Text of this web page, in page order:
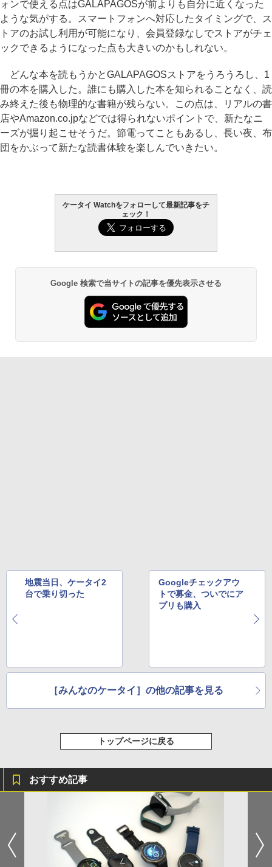
ォンで使える点はGALAPAGOSが前よりも自分に近くなった
ような気がする。スマートフォンへ対応したタイミングで、ス
トアのお試し利用が可能になり、会員登録なしでストアがチェ
ックできるようになった点も大きいのかもしれない。
どんな本を読もうかとGALAPAGOSストアをうろうろし、1
冊の本を購入した。誰にも購入した本を知られることなく、読
み終えた後も物理的な書籍が残らない。この点は、リアルの書
店やAmazon.co.jpなどでは得られないポイントで、新たなニ
ーズが掘り起こせそうだ。節電ってこともあるし、長い夜、布
団をかぶって新たな読書体験を楽しんでいきたい。
ケータイ Watchをフォローして最新記事をチ
ェック！
Google 検索で当サイトの記事を優先表示させる
地震当日、ケータイ2
台で乗り切った
Googleチェックアウ
トで募金、ついでにア
プリも購入
［みんなのケータイ］の他の記事を見る
トップページに戻る
おすすめ記事